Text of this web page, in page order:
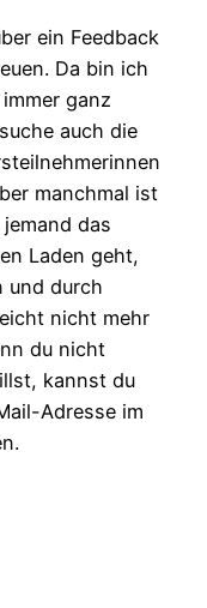
ein Feedback
Da bin ich
ganz
auch die
manchmal ist
das
Laden geht,
und durch
nicht mehr
du nicht
kannst du
Adresse im